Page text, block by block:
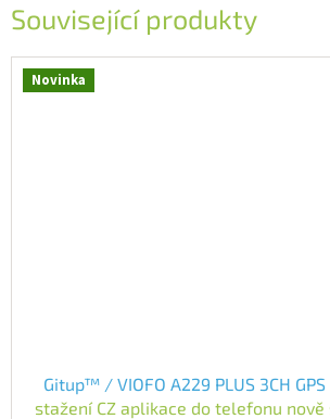
Související produkty
Novinka
Gitup™ / VIOFO A229 PLUS 3CH
stažení CZ aplikace do telefonu nově